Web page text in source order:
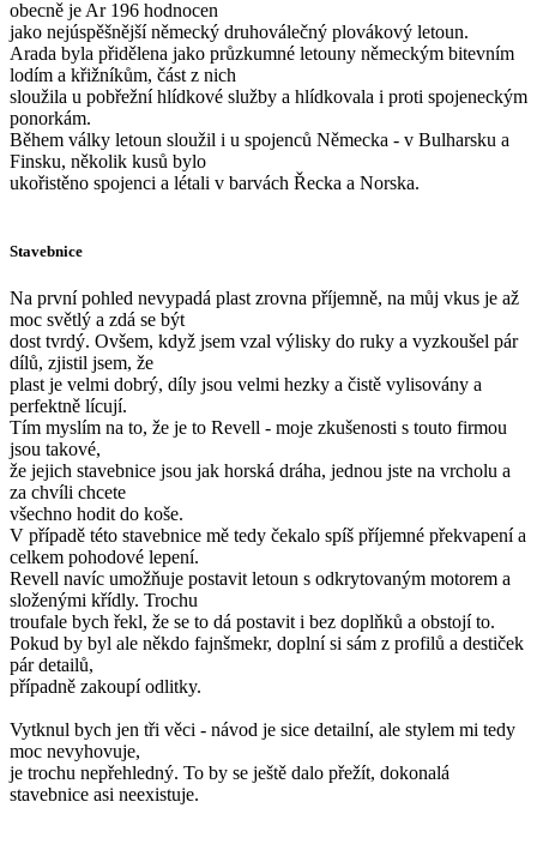
obecně je Ar 196 hodnocen
jako nejúspěšnější německý druhoválečný plovákový letoun.
Arada byla přidělena jako průzkumné letouny německým bitevním
lodím a křižníkům, část z nich
sloužila u pobřežní hlídkové služby a hlídkovala i proti spojeneckým
ponorkám.
Během války letoun sloužil i u spojenců Německa - v Bulharsku a
Finsku, několik kusů bylo
ukořistěno spojenci a létali v barvách Řecka a Norska.
Stavebnice
Na první pohled nevypadá plast zrovna příjemně, na můj vkus je až
moc světlý a zdá se být
dost tvrdý. Ovšem, když jsem vzal výlisky do ruky a vyzkoušel pár
dílů, zjistil jsem, že
plast je velmi dobrý, díly jsou velmi hezky a čistě vylisovány a
perfektně lícují.
Tím myslím na to, že je to Revell - moje zkušenosti s touto firmou
jsou takové,
že jejich stavebnice jsou jak horská dráha, jednou jste na vrcholu a
za chvíli chcete
všechno hodit do koše.
V případě této stavebnice mě tedy čekalo spíš příjemné překvapení a
celkem pohodové lepení.
Revell navíc umožňuje postavit letoun s odkrytovaným motorem a
složenými křídly. Trochu
troufale bych řekl, že se to dá postavit i bez doplňků a obstojí to.
Pokud by byl ale někdo fajnšmekr, doplní si sám z profilů a destiček
pár detailů,
případně zakoupí odlitky.
Vytknul bych jen tři věci - návod je sice detailní, ale stylem mi tedy
moc nevyhovuje,
je trochu nepřehledný. To by se ještě dalo přežít, dokonalá
stavebnice asi neexistuje.